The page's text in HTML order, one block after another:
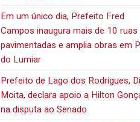
Em um único dia, Prefeito Fred
Campos inaugura mais de 10 ruas
pavimentadas e amplia obras em
do Lumiar
Prefeito de Lago dos Rodrigues,
Moita, declara apoio a Hilton
na disputa ao Senado